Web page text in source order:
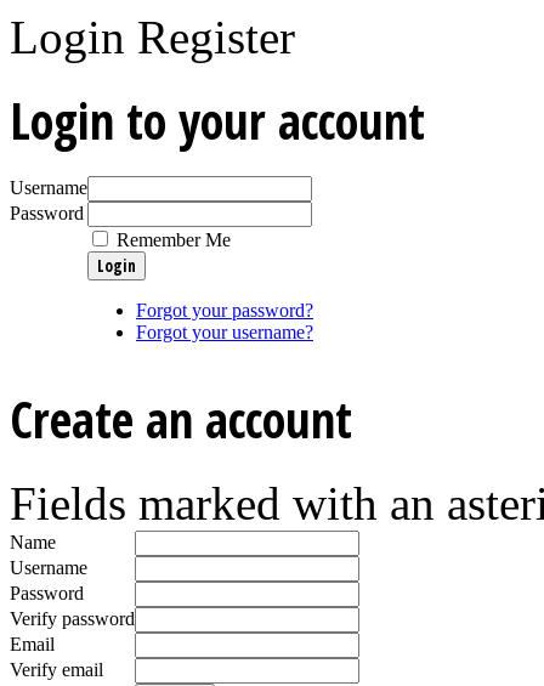
Login Register
Login to your account
Username
Password
Remember Me
Forgot your password?
Forgot your username?
Create an account
Fields marked with an
Name
Username
Password
Verify password
Email
Verify email